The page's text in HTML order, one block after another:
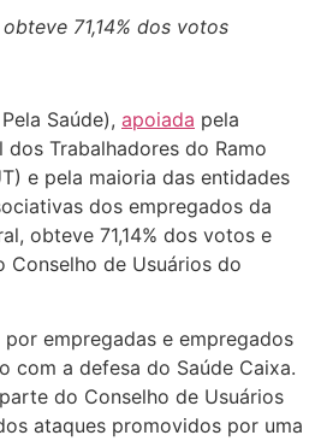
71,14% dos votos
Saúde), apoiada pela
Trabalhadores do Ramo
e pela maioria das entidades
dos empregados da
obteve 71,14% dos votos e
Conselho de Usuários do
por empregadas e empregados
com a defesa do Saúde Caixa.
do Conselho de Usuários
ataques promovidos por uma